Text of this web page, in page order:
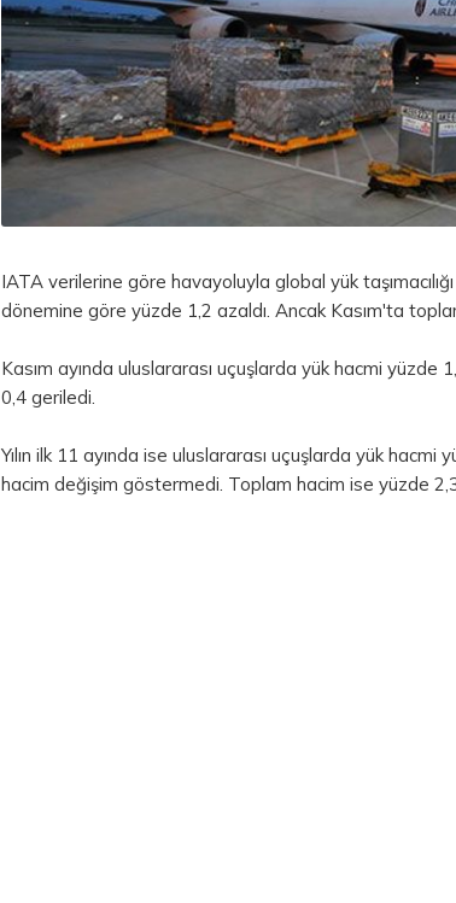
IATA verilerine göre havayoluyla global yük taşımacılığı
dönemine göre yüzde 1,2 azaldı. Ancak Kasım'ta
Kasım ayında uluslararası uçuşlarda yük hacmi yüzde
0,4 geriledi.
Yılın ilk 11 ayında ise uluslararası uçuşlarda yük
hacim değişim göstermedi. Toplam hacim ise yüzde